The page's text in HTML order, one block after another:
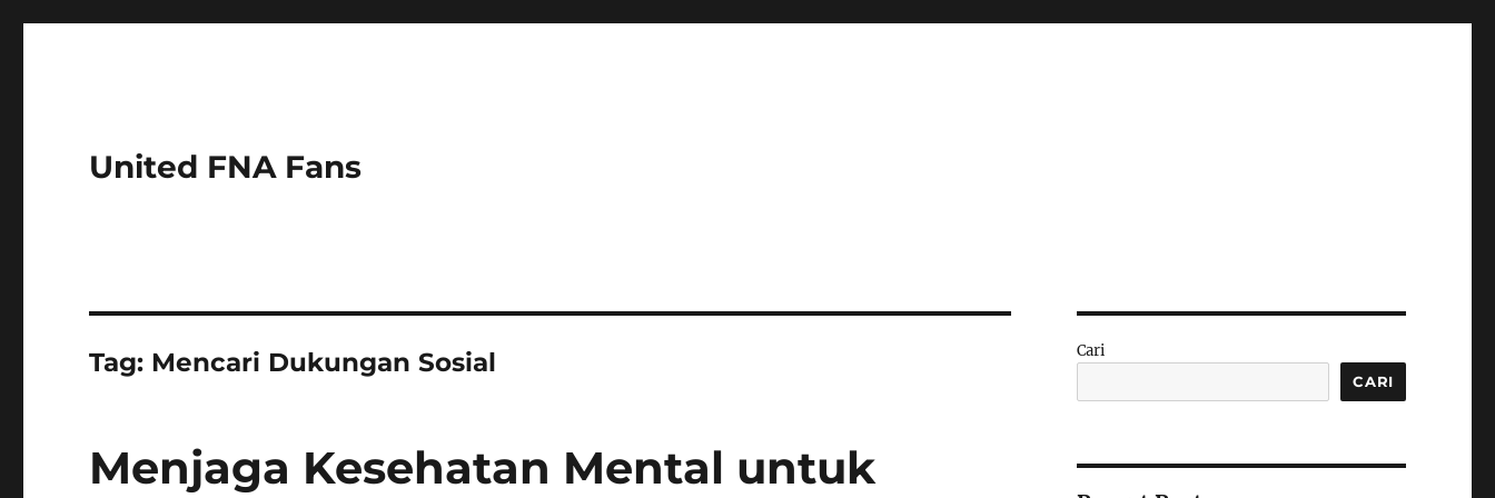
United FNA Fans
Tag: Mencari Dukungan Sosial
Menjaga Kesehatan Mental untuk
Cari
CARI